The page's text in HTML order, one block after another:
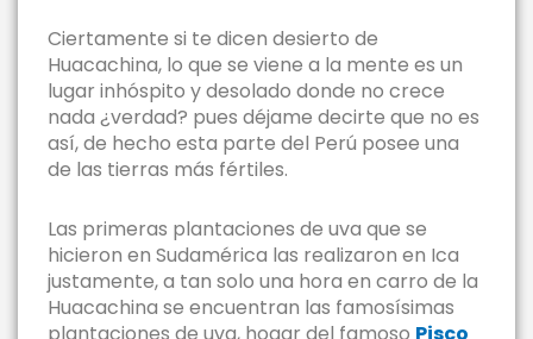
Ciertamente si te dicen desierto de
Huacachina, lo que se viene a la mente es un
lugar inhóspito y desolado donde no crece
nada ¿verdad? pues déjame decirte que no es
así, de hecho esta parte del Perú posee una
de las tierras más fértiles.
Las primeras plantaciones de uva que se
hicieron en Sudamérica las realizaron en Ica
justamente, a tan solo una hora en carro de la
Huacachina se encuentran las famosísimas
plantaciones de uva, hogar del famoso Pisco